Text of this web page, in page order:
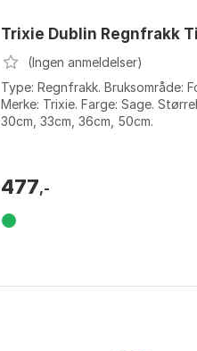
Trixie Dublin Regnfrakk
(Ingen anmeldelser)
Type: Regnfrakk. Bruksområde:
Merke: Trixie. Farge: Sage.
30cm, 33cm, 36cm, 50cm.
477,-